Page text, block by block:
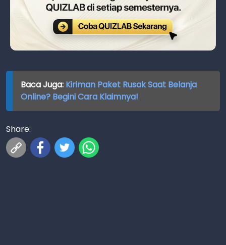
Baca Juga: Kiriman Paket Rusak Saat Belanja
Online? Begini Cara Klaimnya!
Share: